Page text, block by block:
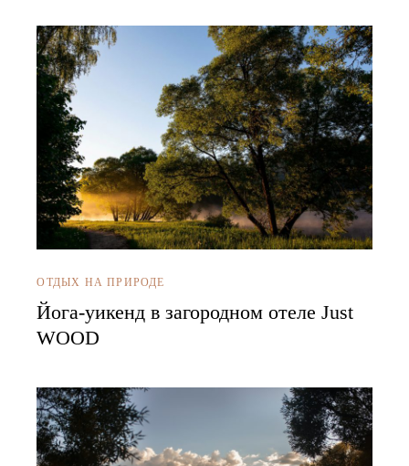
ОТДЫХ НА ПРИРОДЕ
Йога-уикенд в загородном отеле Just
WOOD